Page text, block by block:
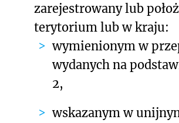
zarejestrowany lub
terytorium lub w kraju:
wymienionym w
wydanych na
2,
wskazanym w